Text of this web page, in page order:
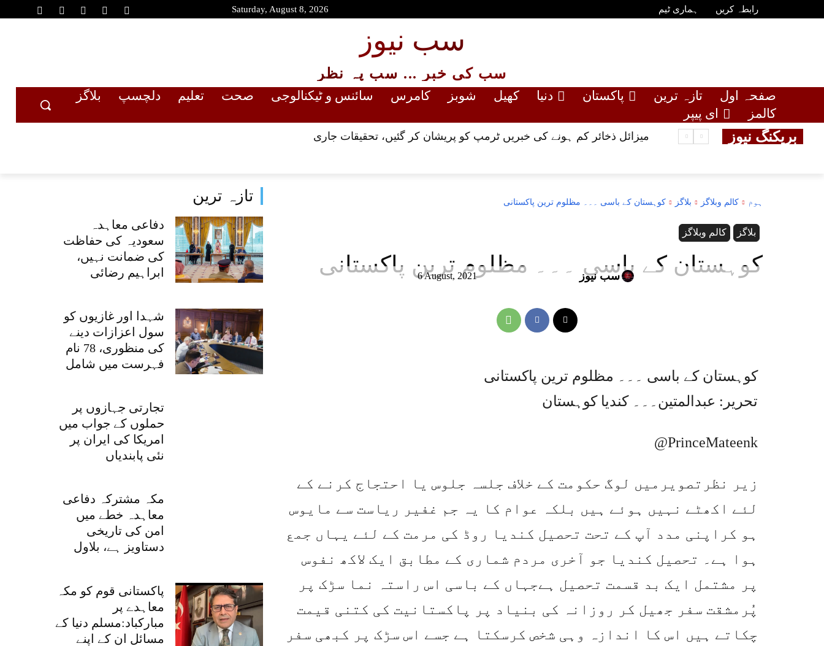
Saturday, August 8, 2026 رابطہ کریں ہماری ٹیم
سب نیوز
سب کی خبر ... سب پہ نظر
صفحہ اول تازہ ترین پاکستان دنیا کھیل شوبز کامرس سائنس و ٹیکنالوجی صحت تعلیم دلچسپ
بلاگز
کالمز
ای پیپر
بریکنگ نیوز میزائل ذخائر کم ہونے کی خبریں ٹرمپ کو پریشان کر گئیں، تحقیقات جاری
تازہ ترین
دفاعی معاہدہ
سعودیہ کی حفاظت
کی ضمانت نہیں،
ابراہیم رضائی
شہدا اور غازیوں کو
سول اعزازات دینے
کی منظوری، 78 نام
فہرست میں شامل
تجارتی جہازوں پر
حملوں کے جواب میں
امریکا کی ایران پر
نئی پابندیاں
مکہ مشترکہ دفاعی
معاہدہ خطے میں
امن کی تاریخی
دستاویز ہے، بلاول
پاکستانی قوم کو مکہ
معاہدے پر
مبارکباد:مسلم دنیا کے
مسائل ان کے اپنے
ہوم کالم وبلاگز بلاگز کوہستان کے باسی ۔۔۔ مظلوم ترین پاکستانی
کالم وبلاگز بلاگز
کوہستان کے باسی ۔۔۔ مظلوم ترین پاکستانی
6 August, 2021 سب نیوز
کوہستان کے باسی ۔۔۔ مظلوم ترین پاکستانی
تحریر: عبدالمتین۔۔۔ کندیا کوہستان
@PrinceMateenk
زیر نظرتصویرمیں لوگ حکومت کے خلاف جلسہ جلوس یا احتجاج کرنے کے
لئے اکھٹے نہیں ہوئے ہیں بلکہ عوام کا یہ جم غفیر ریاست سے مایوس
ہو کراپنی مدد آپ کے تحت تحصیل کندیا روڈ کی مرمت کے لئے یہاں جمع
ہوا ہے۔ تحصیل کندیا جو آخری مردم شماری کے مطابق ایک لاکھ نفوس
پر مشتمل ایک بد قسمت تحصیل ہےجہاں کے باسی اس راستہ نما سڑک پر
پُرمشقت سفر جھیل کر روزانہ کی بنیاد پر پاکستانیت کی کتنی قیمت
چکاتے ہیں اس کا اندازہ وہی شخص کرسکتا ہے جسے اس سڑک پر کبھی سفر